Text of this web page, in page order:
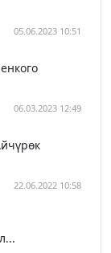
05.06.2023 10:51
06.03.2023 12:49
22.06.2022 10:58